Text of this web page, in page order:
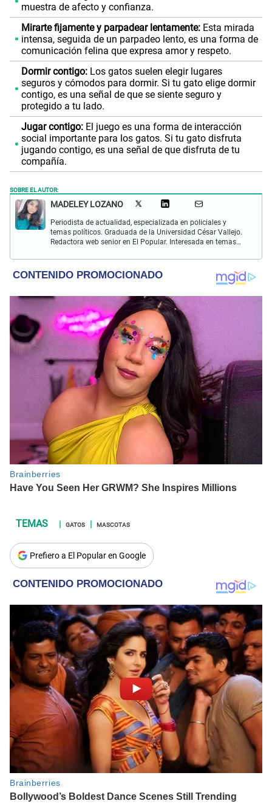
muestra de afecto y confianza.
Mirarte fijamente y parpadear lentamente:Esta mirada
intensa, seguida de un parpadeo lento, es una forma de
comunicación felina que expresa amor y respeto.
Dormir contigo:Los gatos suelen elegir lugares
seguros y cómodos para dormir. Si tu gato elige dormir
contigo, es una señal de que se siente seguro y
protegido a tu lado.
Jugar contigo:El juego es una forma de interacción
social importante para los gatos. Si tu gato disfruta
jugando contigo, es una señal de que disfruta de tu
compañía.
SOBRE EL AUTOR:
MADELEY LOZANO
Periodista de actualidad, especializada en policiales y
temas políticos. Graduada de la Universidad César Vallejo.
Redactora web senior en El Popular. Interesada en temas
turismo, gastronomía y doblajes.
GATOS MASCOTAS
Prefiero a El Popular en Google